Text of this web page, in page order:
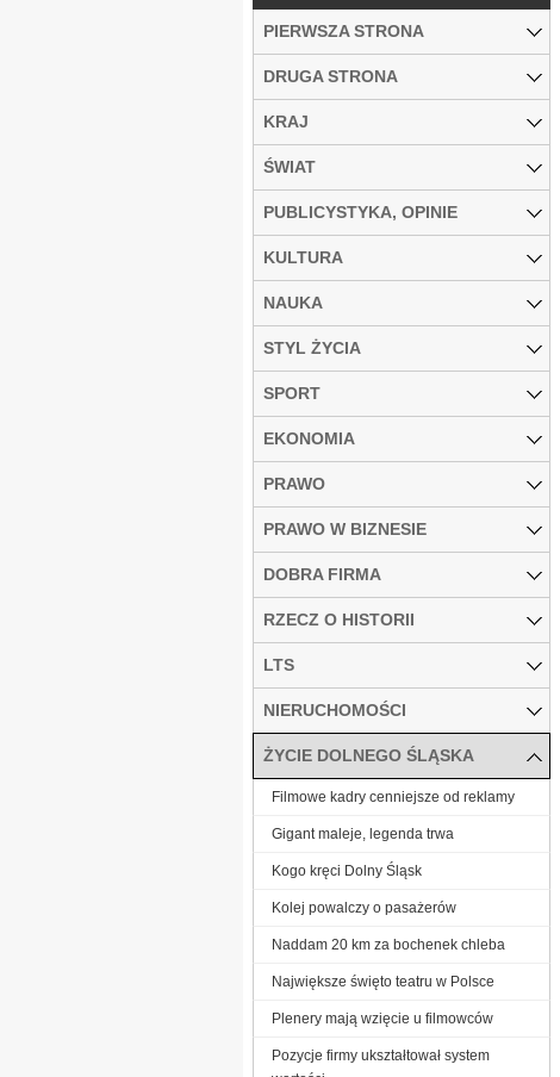
PIERWSZA STRONA
DRUGA STRONA
KRAJ
ŚWIAT
PUBLICYSTYKA, OPINIE
KULTURA
NAUKA
STYL ŻYCIA
SPORT
EKONOMIA
PRAWO
PRAWO W BIZNESIE
DOBRA FIRMA
RZECZ O HISTORII
LTS
NIERUCHOMOŚCI
ŻYCIE DOLNEGO ŚLĄSKA
Filmowe kadry cenniejsze od reklamy
Gigant maleje, legenda trwa
Kogo kręci Dolny Śląsk
Kolej powalczy o pasażerów
Naddam 20 km za bochenek chleba
Największe święto teatru w Polsce
Plenery mają wzięcie u filmowców
Pozycje firmy ukształtował system